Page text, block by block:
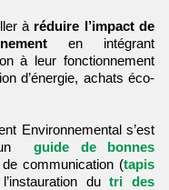
à réduire l’impact de
en intégrant
à leur fonctionnement
d’énergie, achats éco-
Environnemental s’est
guide de bonnes
communication (tapis
dutri des